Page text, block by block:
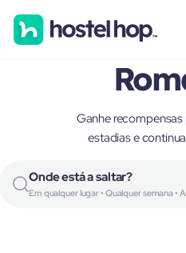
Ganhe
estadias e
Onde está a saltar?
Em qualquer lugar • Qualquer semana •